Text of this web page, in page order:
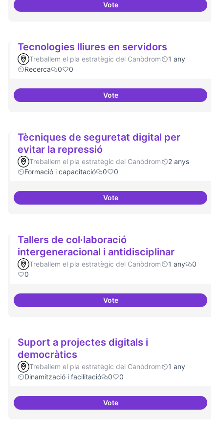
VoteTemes: Intel·ligència artificial
Tecnologies lliures en servidors
Treballem el pla estratègic del Canòdrom
1 any
Recerca
0 0
VoteTecnologies lliures en servidors
Tècniques de seguretat digital per
evitar la repressió
Treballem el pla estratègic del Canòdrom
2 anys
Formació i capacitació
0 0
VoteTècniques de seguretat digital
Tallers de col·laboració
intergeneracional i antidisciplinar
Treballem el pla estratègic del Canòdrom 1 any
0
0
VoteTallers de col·laboració
Suport a projectes digitals i
democràtics
Treballem el pla estratègic del Canòdrom
1 any
Dinamització i facilitació
0 0
VoteSuport a projectes digitals i